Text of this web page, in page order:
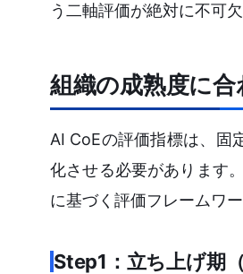
う二軸評価が絶対に不可欠
組織の成熟度に
AI CoEの評価指標は、固
化させる必要があります
に基づく評価フレームワ
Step1：立ち上げ期